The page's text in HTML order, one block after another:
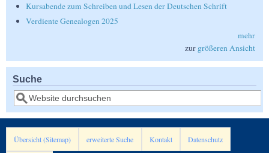
Kursabende zum Schreiben und Lesen der Deutschen Schrift
Verdiente Genealogen 2025
mehr
zur größeren Ansicht
Suche
Suche
Übersicht (Sitemap) erweiterte Suche Kontakt Datenschutz